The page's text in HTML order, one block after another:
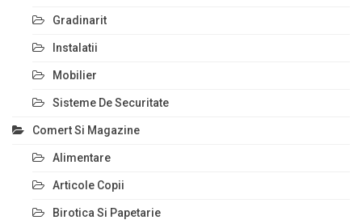
Gradinarit
Instalatii
Mobilier
Sisteme De Securitate
Comert Si Magazine
Alimentare
Articole Copii
Birotica Si Papetarie